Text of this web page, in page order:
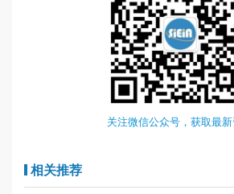
关注微信公众号，获取最
相关推荐